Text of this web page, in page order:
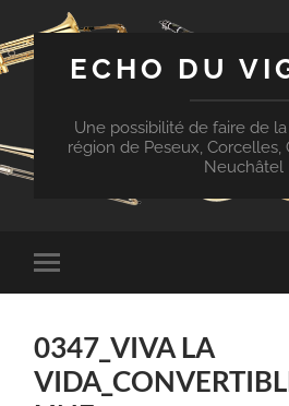
ECHO DU
Une possibilité de faire de
région de Peseux,
Neuchâtel
Toggle
mobile
0347_VIVA LA